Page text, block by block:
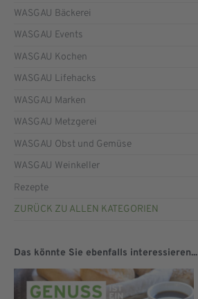
WASGAU Bäckerei
WASGAU Events
WASGAU Kochen
WASGAU Lifehacks
WASGAU Marken
WASGAU Metzgerei
WASGAU Obst und Gemüse
WASGAU Weinkeller
Rezepte
ZURÜCK ZU ALLEN KATEGORIEN
Das könnte Sie ebenfalls interessieren...